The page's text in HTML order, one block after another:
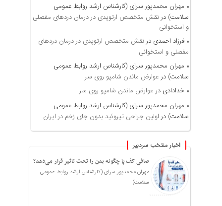
مهران محمدپور سرای (کارشناس ارشد روابط عمومی
سلامت) در نقش متخصص ارتوپدی در درمان دردهای مفصلی
و استخوانی
فرزاد احمدی در نقش متخصص ارتوپدی در درمان دردهای
مفصلی و استخوانی
مهران محمدپور سرای (کارشناس ارشد روابط عمومی
سلامت) در عوارض ماندن شامپو روی سر
خدادادی در عوارض ماندن شامپو روی سر
مهران محمدپور سرای (کارشناس ارشد روابط عمومی
سلامت) در اولین جراحی تیروئید بدون جای زخم در ایران
اخبار منتخب سردبیر
صافی کف پا چگونه بدن را تحت تاثیر قرار می‌دهد؟
مهران محمدپور سرای (کارشناس ارشد روابط عمومی
سلامت)